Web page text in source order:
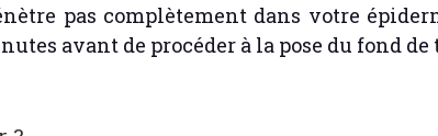
pas complètement dans votre
avant de procéder à la pose du fond